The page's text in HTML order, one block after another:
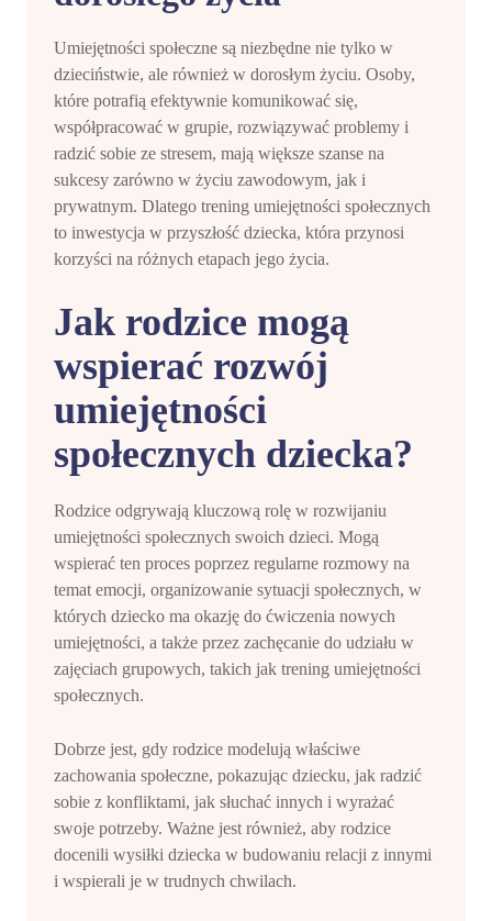
Umiejętności społeczne są niezbędne nie tylko w
dzieciństwie, ale również w dorosłym życiu. Osoby,
które potrafią efektywnie komunikować się,
współpracować w grupie, rozwiązywać problemy i
radzić sobie ze stresem, mają większe szanse na
sukcesy zarówno w życiu zawodowym, jak i
prywatnym. Dlatego trening umiejętności społecznych
to inwestycja w przyszłość dziecka, która przynosi
korzyści na różnych etapach jego życia.
Jak rodzice mogą
wspierać rozwój
umiejętności
społecznych dziecka?
Rodzice odgrywają kluczową rolę w rozwijaniu
umiejętności społecznych swoich dzieci. Mogą
wspierać ten proces poprzez regularne rozmowy na
temat emocji, organizowanie sytuacji społecznych, w
których dziecko ma okazję do ćwiczenia nowych
umiejętności, a także przez zachęcanie do udziału w
zajęciach grupowych, takich jak trening umiejętności
społecznych.
Dobrze jest, gdy rodzice modelują właściwe
zachowania społeczne, pokazując dziecku, jak radzić
sobie z konfliktami, jak słuchać innych i wyrażać
swoje potrzeby. Ważne jest również, aby rodzice
docenili wysiłki dziecka w budowaniu relacji z innymi
i wspierali je w trudnych chwilach.